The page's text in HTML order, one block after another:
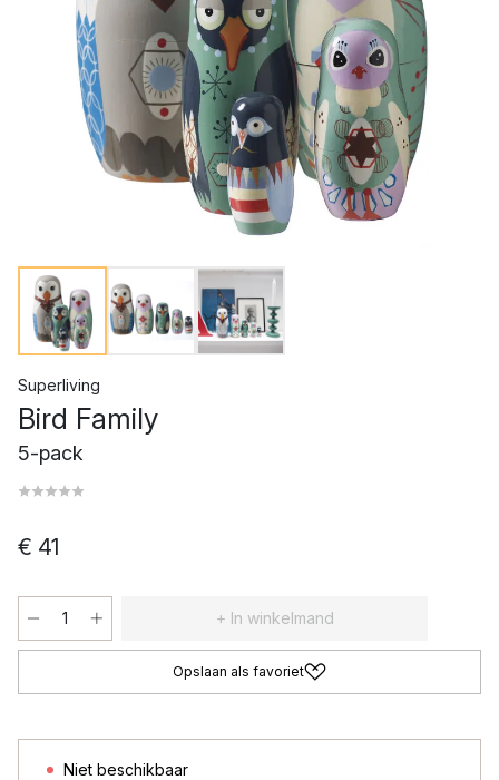
Superliving
Bird Family
5-pack
€ 41
+ In winkelmand
Opslaan als favoriet
Niet beschikbaar